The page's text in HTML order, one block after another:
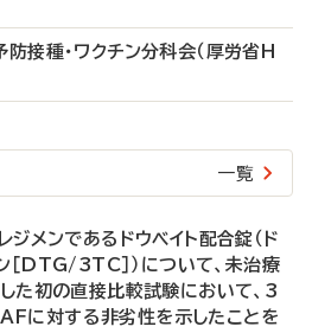
接種・ワクチン分科会（厚労省H
一覧
ジメンであるドウベイト配合錠（ド
［DTG/3TC］）について、未治療
た初の直接比較試験において、3
に対する非劣性を示したことを